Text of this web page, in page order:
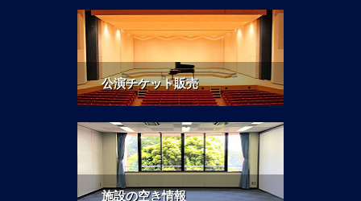
公演チケット販売
施設の空き情報